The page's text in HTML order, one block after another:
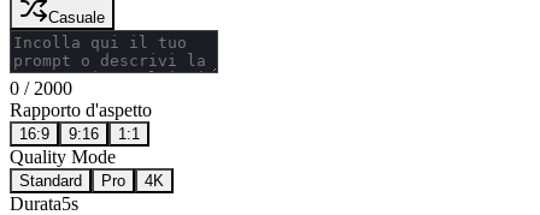
Casuale
0 / 2000
Rapporto d'aspetto
16:9 9:16 1:1
Quality Mode
Standard Pro 4K
Durata5s